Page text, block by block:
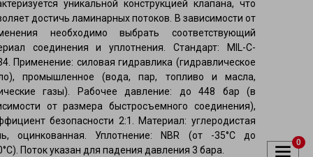
и
уникальной конструкцией клапана, что
достичь ламинарных потоков. В зависимости от
необходимо выбрать соответствующий
соединения и уплотнения. Стандарт: MIL-C-
Применение: силовая гидравлика (гидравлическое
промышленное (вода, пар, топливо и масла,
газы). Рабочее давление: до 448 бар (в
от размера быстросъемного соединения),
безопасности 2:1. Материал: углеродистая
оцинкованная. Уплотнение: NBR (от -35°C до
Поток указан для падения давления 3 бара.
0